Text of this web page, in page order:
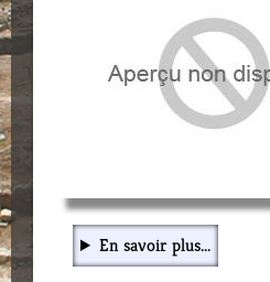
En savoir plus...